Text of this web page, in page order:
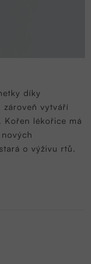
díky
vytváří
Kořen lékořice má
o výživu rtů.